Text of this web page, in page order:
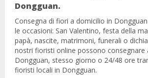
Dongguan.
Consegna di fiori a domicilio in
le occasioni: San Valentino, festa della
papà, nascite, matrimoni, funerali o
nostri fioristi online possono consegnare
Dongguan, stesso giorno o 24/48 ore
fioristi locali in Dongguan.